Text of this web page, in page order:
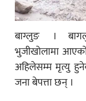
बाग्लुङ ।
भुजीखोलामा आएको
अहिलेसम्म मृत्यु
जना बेपत्ता छन् ।